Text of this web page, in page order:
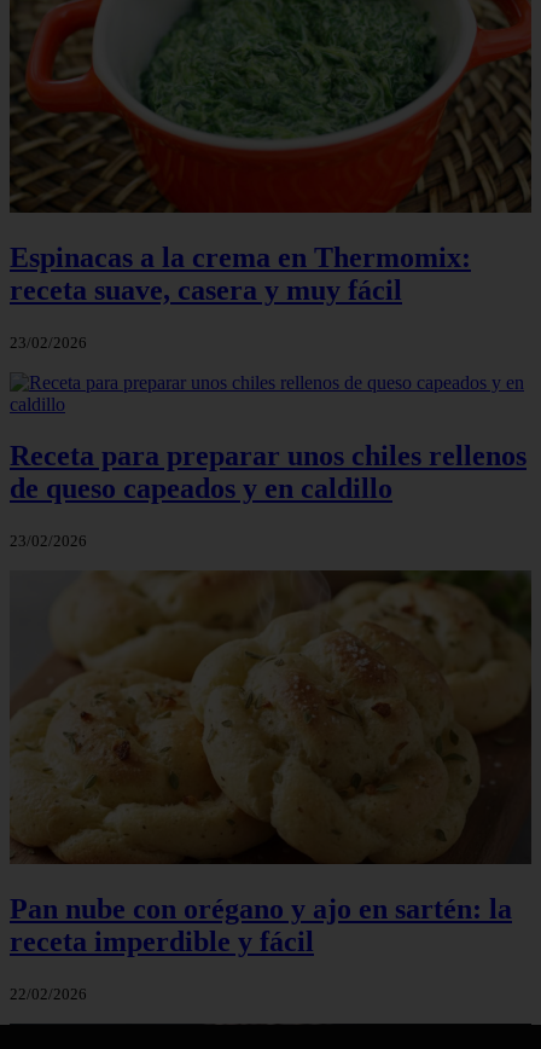
Espinacas a la crema en Thermomix:
receta suave, casera y muy fácil
23/02/2026
Receta para preparar unos chiles rellenos
de queso capeados y en caldillo
23/02/2026
Pan nube con orégano y ajo en sartén: la
receta imperdible y fácil
22/02/2026